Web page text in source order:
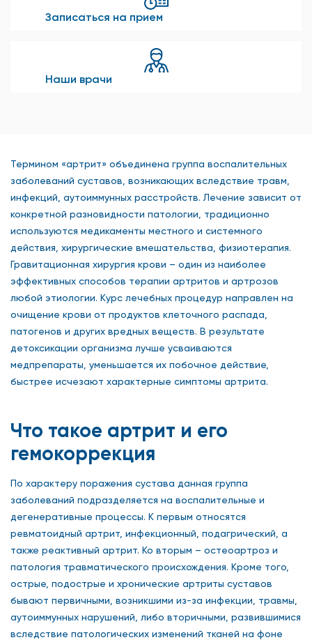
Записаться на прием
Наши врачи
Термином «артрит» объединена группа воспалительных
заболеваний суставов, возникающих вследствие травм,
инфекций, аутоиммунных расстройств. Лечение зависит от
конкретной разновидности патологии, традиционно
используются медикаменты местного и системного
действия, хирургические вмешательства, физиотерапия.
Гравитационная хирургия крови – один из наиболее
эффективных способов терапии артритов и артрозов
любой этиологии. Курс лечебных процедур направлен на
очищение крови от продуктов клеточного распада,
патогенов и других вредных веществ. В результате
детоксикации организма лучше усваиваются
медпрепараты, уменьшается их побочное действие,
быстрее исчезают характерные симптомы артрита.
Что такое артрит и его
гемокоррекция
По характеру поражения сустава данная группа
заболеваний подразделяется на воспалительные и
дегенеративные процессы. К первым относятся
ревматоидный артрит, инфекционный, подагрический, а
также реактивный артрит. Ко вторым – остеоартроз и
патология травматического происхождения. Кроме того,
острые, подострые и хронические артриты суставов
бывают первичными, возникшими из-за инфекции, травмы,
аутоиммунных нарушений, либо вторичными, развившимися
вследствие патологических изменений тканей на фоне